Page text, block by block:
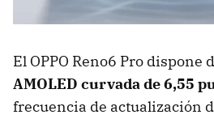
El OPPO Reno6 Pro dispone
AMOLED curvada de 6,55
frecuencia de actualización